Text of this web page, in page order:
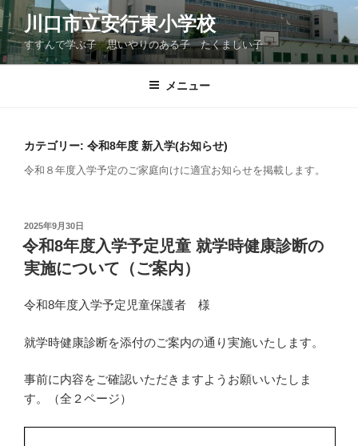
コ
ン
テ
ン
川口市立安行東小学校
すすんで学ぶ子 思いやりのある子 たくましい子
メニュー
カテゴリー: 令和8年度 新入学(お知らせ)
令和８年度入学予定のご家庭向けに適宜お知らせを掲載します。
投
稿
日:
2025年9月30日
令和8年度入学予定児童 就学時健康診断の
実施について（ご案内）
令和8年度入学予定児童保護者 様
就学時健康診断を添付のご案内の通り実施いたします。
事前に内容をご確認いただきますようお願いいたしま
す。（全２ページ）